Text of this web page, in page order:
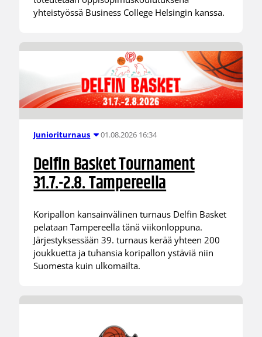
yhteistyössä Business College Helsingin kanssa.
Junioriturnaus 01.08.2026 16:34
Delfin Basket Tournament
31.7.-2.8. Tampereella
Koripallon kansainvälinen turnaus Delfin Basket
pelataan Tampereella tänä viikonloppuna.
Järjestyksessään 39. turnaus kerää yhteen 200
joukkuetta ja tuhansia koripallon ystäviä niin
Suomesta kuin ulkomailta.